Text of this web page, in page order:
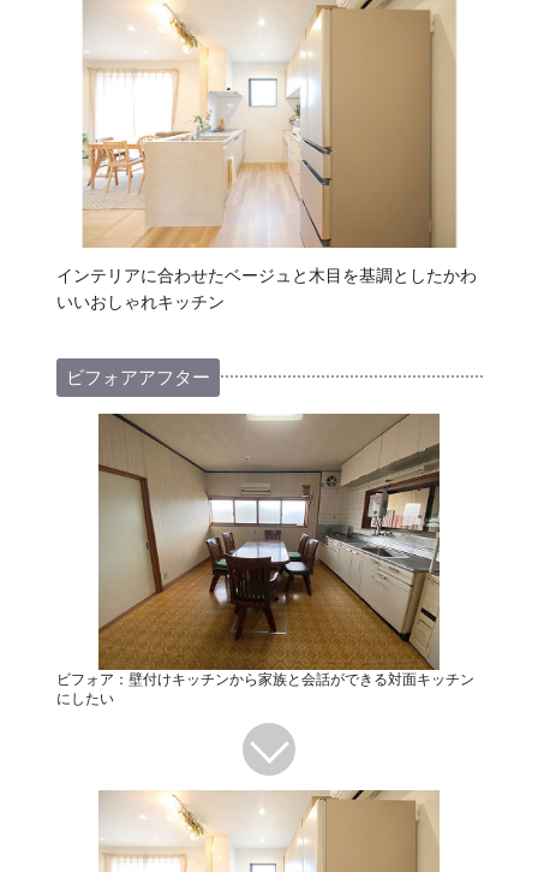
インテリアに合わせたベージュと木目を基調としたかわ
いいおしゃれキッチン
ビフォアアフター
ビフォア：壁付けキッチンから家族と会話ができる対面キッチン
にしたい